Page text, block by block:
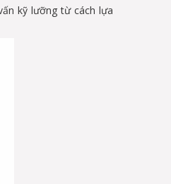
kỹ lưỡng từ cách lựa